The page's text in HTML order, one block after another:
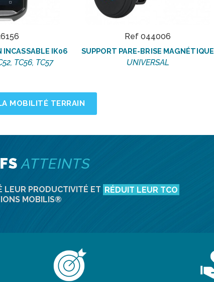
INCASSABLE IK06
TC56, TC57
Ref 044006
SUPPORT PARE-BRISE MAGNÉTIQUE
UNIVERSAL
MOBILITÉ TERRAIN
ATTEINTS
LEUR PRODUCTIVITÉ ET RÉDUIT LEUR TCO
MOBILIS®